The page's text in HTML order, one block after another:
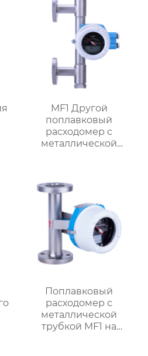
MF1 Другой
поплавковый
расходомер с
металлической
Поплавковый
расходомер с
металлической
трубкой MF1 на